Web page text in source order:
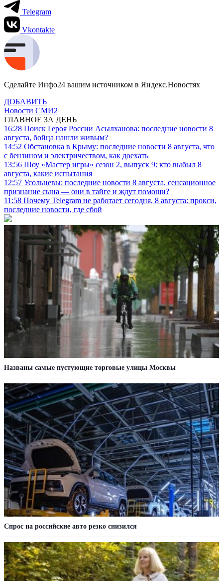
Telegram
Vkontakte
Сделайте Инфо24 вашим источником в Яндекс.Новостях
ДОБАВИТЬ
Новости СМИ2
ГЛАВНОЕ ЗА ДЕНЬ
16:28 Поиск Героя России Асылханова: последние новости 8
августа, бойца нашли живым?
14:52 Обстановка в Крыму: последние новости 8 августа, что
с бензином и электричеством, как доехать
13:56 Шоу «Мастер игры» сезон 2, выпуск 9: кто выбыл 8
августа, какие испытания
12:57 Усольцевы: последние новости 8 августа, сенсационное
признание сына — они в тайге и ждут помощи?
11:58 Почему Telegram не работает сегодня, 8 августа: прокси,
последние новости, где сбой
Названы самые пустующие торговые улицы Москвы
Спрос на российские авто резко снизился